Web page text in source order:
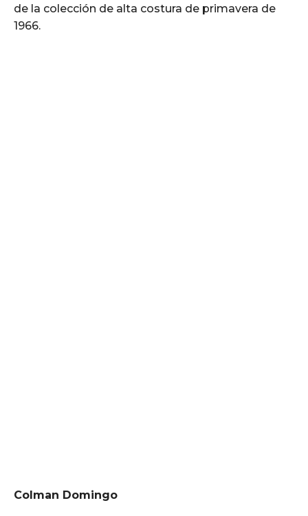
de la colección de alta costura de primavera de
1966.
Colman Domingo